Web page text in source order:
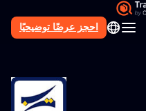
احجز عرضًا توضيحيًا
AR